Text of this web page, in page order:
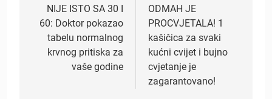
navigation
NIJE ISTO SA 30 I
60: Doktor pokazao
tabelu normalnog
krvnog pritiska za
vaše godine
ODMAH JE
PROCVJETALA! 1
kašičica za svaki
kućni cvijet i bujno
cvjetanje je
zagarantovano!